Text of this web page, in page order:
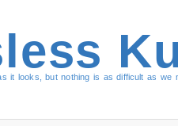
it looks, but nothing is as difficult as we